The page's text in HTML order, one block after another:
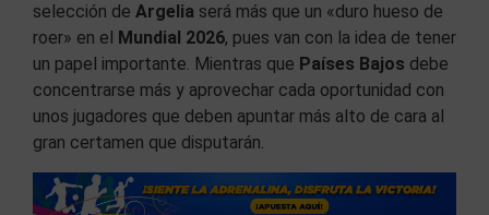
selección de Argelia será más que un «duro hueso de
roer» en el
Mundial 2026, pues van con la idea de tener
un papel importante. Mientras que Países Bajos debe
concentrarse más y aprovechar cada oportunidad con
unos jugadores que deben apuntar más alto de cara al
gran certamen que disputarán.